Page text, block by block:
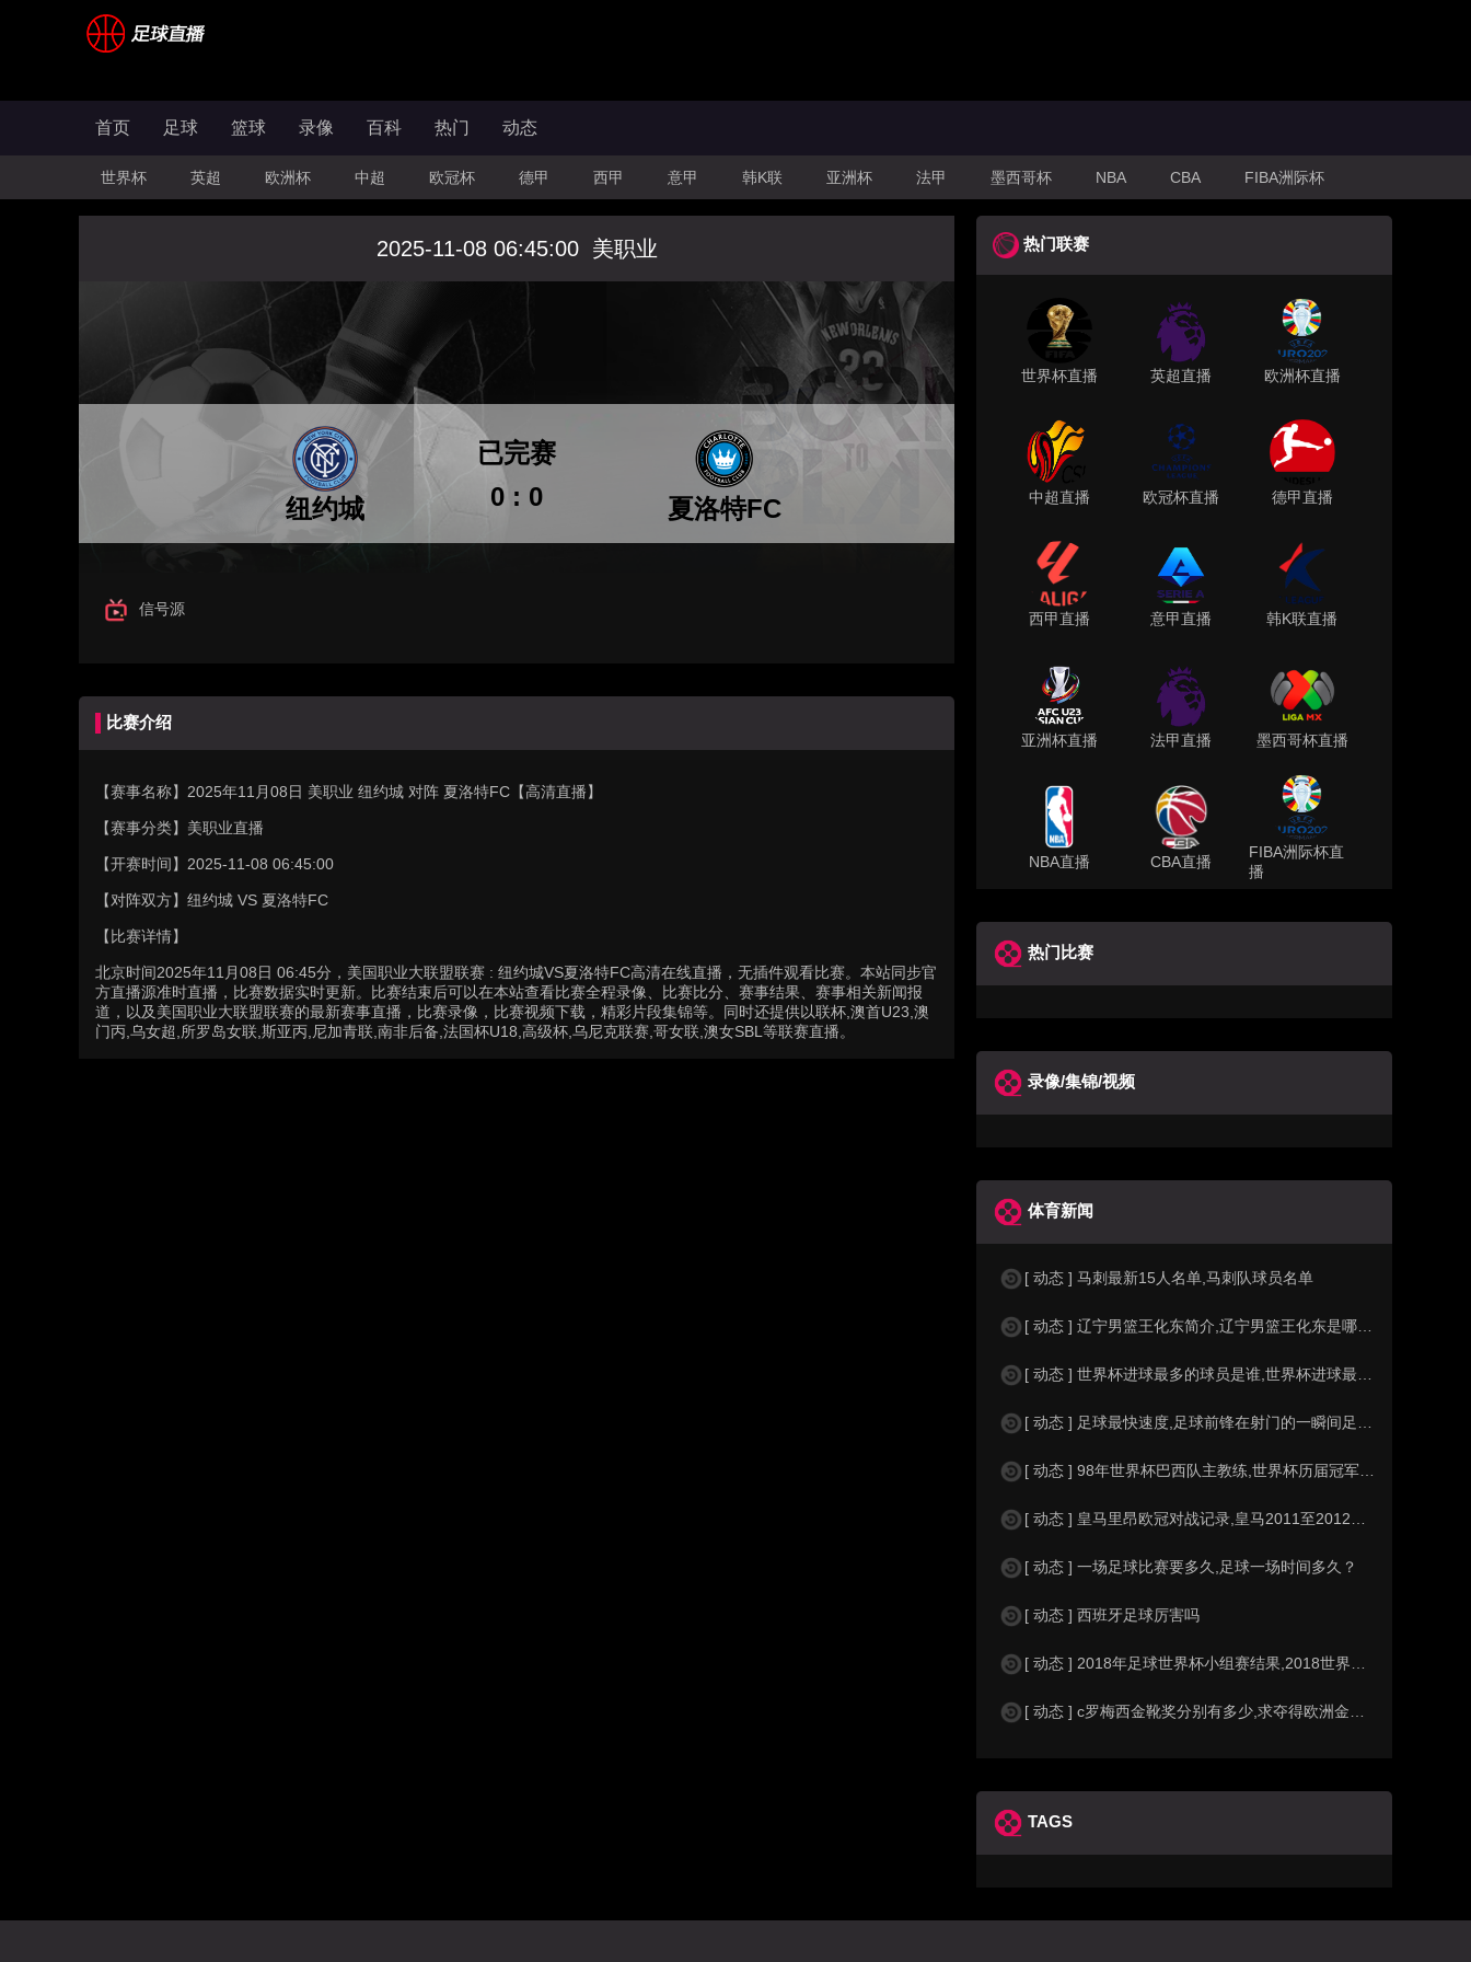
首页 足球 篮球 录像 百科 热门 动态
世界杯 英超 欧洲杯 中超 欧冠杯 德甲 西甲 意甲 韩K联 亚洲杯 法甲 墨西哥杯 NBA CBA FIBA洲际杯
2025-11-08 06:45:00 美职业
纽约城 0 : 0
已完赛
夏洛特FC
信号源
比赛介绍
【赛事名称】 2025年11月08日 美职业 纽约城 对阵 夏洛特FC【高清直播】
【赛事分类】 美职业直播
【开赛时间】 2025-11-08 06:45:00
【对阵双方】 纽约城 VS 夏洛特FC
【比赛详情】
北京时间2025年11月08日 06:45分，美国职业大联盟联赛 : 纽约城VS夏洛特FC高清在线直播，无插件观看比赛。本站同步官
方直播源准时直播，比赛数据实时更新。比赛结束后可以在本站查看比赛全程录像、比赛比分、赛事结果、赛事相关新闻报
道，以及美国职业大联盟联赛的最新赛事直播，比赛录像，比赛视频下载，精彩片段集锦等。同时还提供以联杯,澳首U23,澳
门丙,乌女超,所罗岛女联,斯亚丙,尼加青联,南非后备,法国杯U18,高级杯,乌尼克联赛,哥女联,澳女SBL等联赛直播。
热门联赛
世界杯直播 英超直播 欧洲杯直播
中超直播 欧冠杯直播 德甲直播
西甲直播 意甲直播 韩K联直播
亚洲杯直播 法甲直播 墨西哥杯直播
NBA直播 CBA直播
FIBA洲际杯直
播
热门比赛
录像/集锦/视频
体育新闻
[ 动态 ] 马刺最新15人名单,马刺队球员名单
[ 动态 ] 辽宁男篮王化东简介,辽宁男篮王化东是哪里人？
[ 动态 ] 世界杯进球最多的球员是谁,世界杯进球最多的球员是谁？
[ 动态 ] 足球最快速度,足球前锋在射门的一瞬间足球的速度有多快？？
[ 动态 ] 98年世界杯巴西队主教练,世界杯历届冠军球队教练
[ 动态 ] 皇马里昂欧冠对战记录,皇马2011至2012欧冠赛程&nbs
[ 动态 ] 一场足球比赛要多久,足球一场时间多久？
[ 动态 ] 西班牙足球厉害吗
[ 动态 ] 2018年足球世界杯小组赛结果,2018世界杯中国进入a组
[ 动态 ] c罗梅西金靴奖分别有多少,求夺得欧洲金靴奖与各大联赛金靴奖最
TAGS